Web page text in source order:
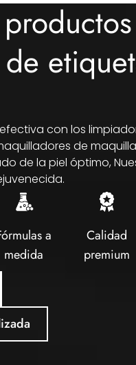
con los
de
de la piel óptimo,
a
medida
Calidad
premium